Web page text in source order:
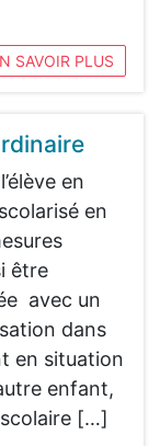
SAVOIR PLUS
en
en
être
avec un
dans
en situation
enfant,
scolaire […]